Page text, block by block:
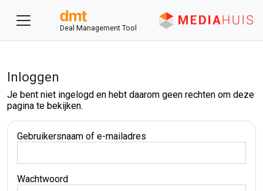
Deal Management Tool
Inloggen
Je bent niet ingelogd en hebt daarom geen rechten om deze
pagina te bekijken.
Gebruikersnaam of e-mailadres
Wachtwoord